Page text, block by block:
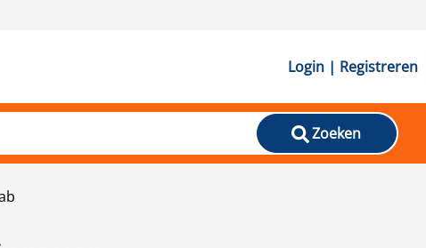
Login | Registreren
Zoeken